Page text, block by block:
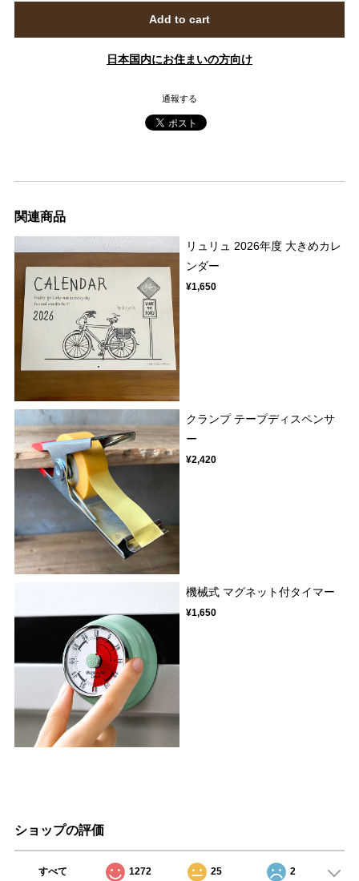
Add to cart
日本国内にお住まいの方向け
通報する
関連商品
リュリュ 2026年度 大きめカレ
ンダー
¥1,650
クランプ テープディスペンサ
ー
¥2,420
機械式 マグネット付タイマー
¥1,650
ショップの評価
すべて 1272 25 2